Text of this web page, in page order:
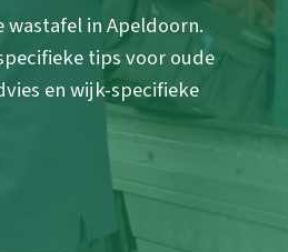
in Apeldoorn.
tips voor oude
en wijk-specifieke